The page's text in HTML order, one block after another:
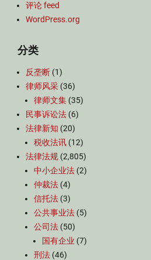
评论 feed
WordPress.org
分类
反垄断 (1)
律师风采 (36)
律师文集 (35)
民事诉讼法 (6)
法律新知 (20)
税收法讯 (12)
法律法规 (2,805)
中小企业法 (2)
仲裁法 (4)
信托法 (3)
公共事业法 (5)
公司法 (50)
国有企业 (7)
刑法 (46)